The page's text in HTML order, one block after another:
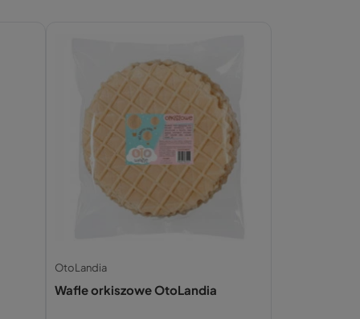
OtoLandia
Wafle orkiszowe OtoLandia